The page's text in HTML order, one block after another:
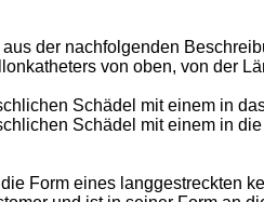
der nachfolgenden
von oben, von der
Schädel mit einem in
Schädel mit einem in
Form eines langgestreckten